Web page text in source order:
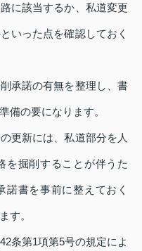
に該当するか、私道変更
いった点を確認しておく
承諾の有無を整理し、書
備の要になります。
更新には、私道部分を人
を掘削することが伴うた
書を事前に整えておく
す。
条第1項第5号の規定によ